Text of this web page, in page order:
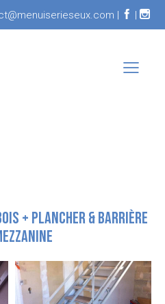
| |
+ PLANCHER & BARRIÈRE